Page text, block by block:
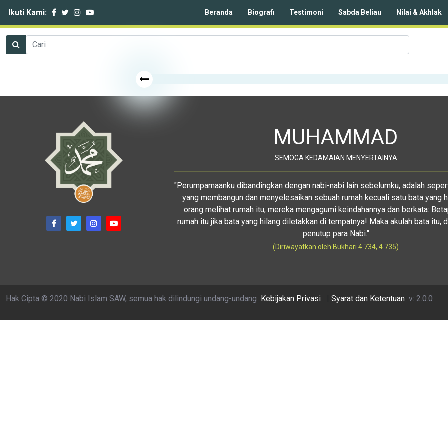
Ikuti Kami: Beranda Biografi Testimoni Sabda Beliau Nilai & Akhlak
MUHAMMAD
SEMOGA KEDAMAIAN MENYERTAINYA
"Perumpamaanku dibandingkan dengan nabi-nabi lain sebelumku, adalah
yang membangun dan menyelesaikan sebuah rumah kecuali satu bata yang
orang melihat rumah itu, mereka mengagumi keindahannya dan berkata:
rumah itu jika bata yang hilang diletakkan di tempatnya! Maka akulah bata itu,
penutup para Nabi."
(Diriwayatkan oleh Bukhari 4.734, 4.735)
Hak Cipta © 2020 Nabi Islam SAW, semua hak dilindungi undang-undang Kebijakan Privasi Syarat dan Ketentuan v: 2.0.0